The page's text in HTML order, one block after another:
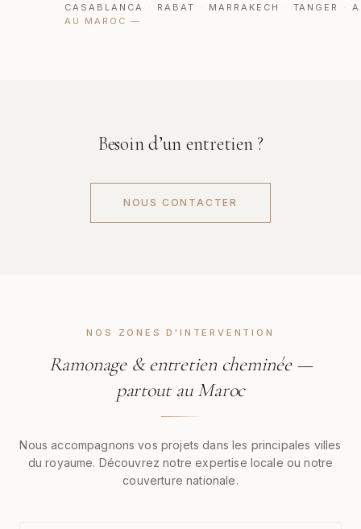
CASABLANCA
· RABAT · MARRAKECH · TANGER ·
AU MAROC —
Besoin d’un entretien ?
NOUS CONTACTER
NOS ZONES D'INTERVENTION
Ramonage & entretien cheminée —
partout au Maroc
Nous accompagnons vos projets dans les principales villes
du royaume. Découvrez notre expertise locale ou notre
couverture nationale.